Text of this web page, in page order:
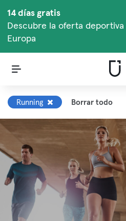
14 días gratis
Descubre la oferta deportiva
Europa
Running Borrar todo